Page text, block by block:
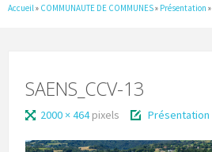
Accueil » COMMUNAUTE DE COMMUNES» Présentation »
SAENS_CCV-13
2000 × 464pixels Présentation